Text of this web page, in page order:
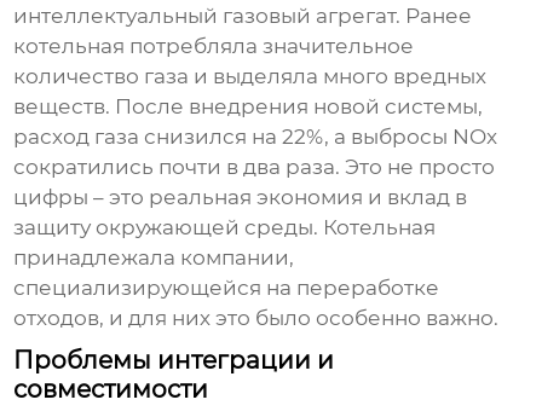
интеллектуальный газовый агрегат. Ранее
котельная потребляла значительное
количество газа и выделяла много вредных
веществ. После внедрения новой системы,
расход газа снизился на 22%, а выбросы NOx
сократились почти в два раза. Это не просто
цифры – это реальная экономия и вклад в
защиту окружающей среды. Котельная
принадлежала компании,
специализирующейся на переработке
отходов, и для них это было особенно важно.
Проблемы интеграции и
совместимости